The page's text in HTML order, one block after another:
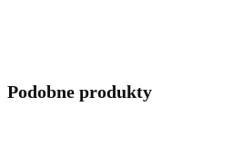
Podobne produkty